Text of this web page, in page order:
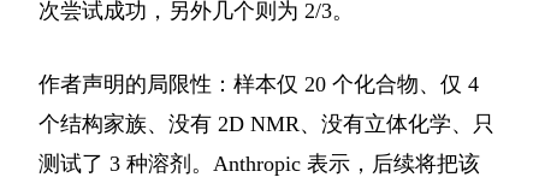
次尝试成功，另外几个则为 2/3。
作者声明的局限性：样本仅 20 个化合物、仅 4
个结构家族、没有 2D NMR、没有立体化学、只
测试了 3 种溶剂。Anthropic 表示，后续将把该